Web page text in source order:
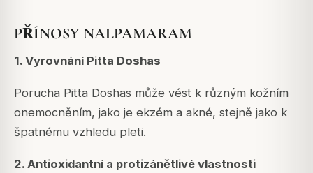
PŘÍNOSY NALPAMARAM
1. Vyrovnání Pitta Doshas
Porucha Pitta Doshas může vést k různým kožním
onemocněním, jako je ekzém a akné, stejně jako k
špatnému vzhledu pleti.
2. Antioxidantní a protizánětlivé vlastnosti